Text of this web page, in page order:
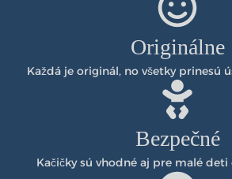
Originálne
Každá je originál, no všetky prinesú
Bezpečné
Kačičky sú vhodné aj pre malé deti